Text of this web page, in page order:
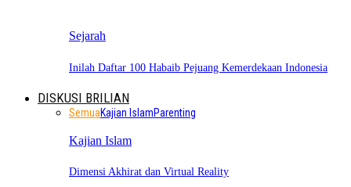
Sejarah
Inilah Daftar 100 Habaib Pejuang Kemerdekaan Indonesia
DISKUSI BRILIAN
SemuaKajian IslamParenting
Kajian Islam
Dimensi Akhirat dan Virtual Reality